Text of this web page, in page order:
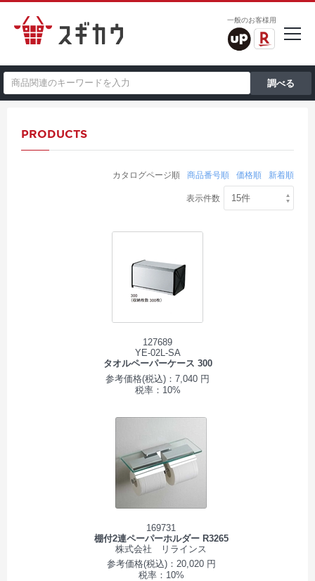
一般のお客様用
PRODUCTS
カタログページ順 商品番号順 価格順 新着順
表示件数
127689
YE-02L-SA
タオルペーパーケース 300
参考価格(税込)：7,040 円
税率：10%
169731
棚付2連ペーパーホルダー R3265
株式会社 リラインス
参考価格(税込)：20,020 円
税率：10%